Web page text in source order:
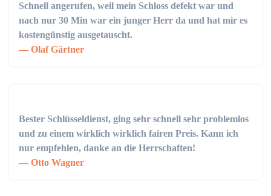
Schnell angerufen, weil mein Schloss defekt war und
nach nur 30 Min war ein junger Herr da und hat mir es
kostengünstig ausgetauscht.
Olaf Gärtner
Bester Schlüsseldienst, ging sehr schnell sehr problemlos
und zu einem wirklich wirklich fairen Preis. Kann ich
nur empfehlen, danke an die Herrschaften!
Otto Wagner